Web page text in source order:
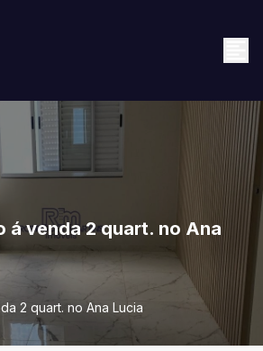
á venda 2 quart. no Ana
2 quart. no Ana Lucia